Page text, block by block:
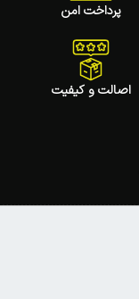
پرداخت امن
اصالت و کیفیت